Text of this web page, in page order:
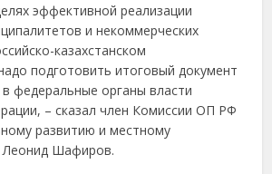
эффективной реализации
и некоммерческих
казахстанском
подготовить итоговый документ
федеральные органы власти
– сказал член Комиссии ОП РФ
развитию и местному
Леонид Шафиров.